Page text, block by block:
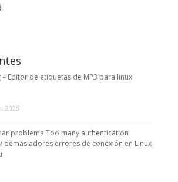
– Editor de etiquetas de MP3 para linux
2025
problema Too many authentication
demasiadores errores de conexión en Linux